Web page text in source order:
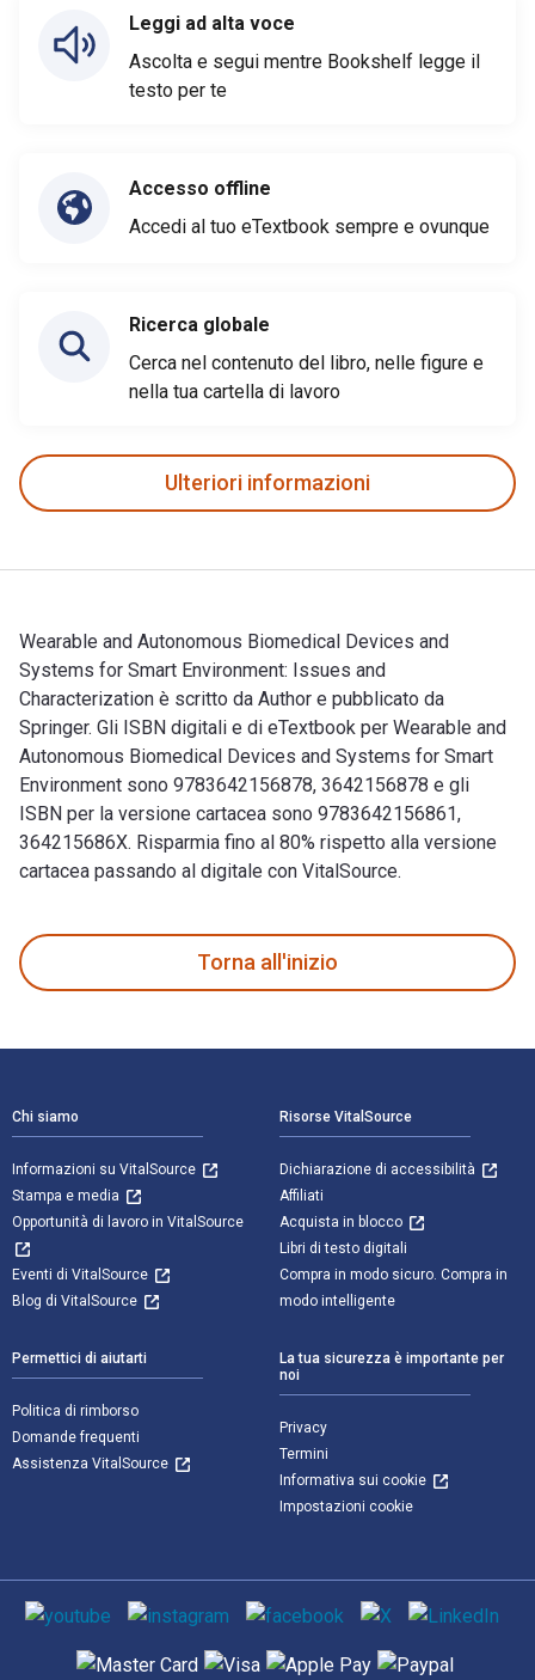
Leggi ad alta voce
Ascolta e segui mentre Bookshelf legge il
testo per te
Accesso offline
Accedi al tuo eTextbook sempre e ovunque
Ricerca globale
Cerca nel contenuto del libro, nelle figure e
nella tua cartella di lavoro
Ulteriori informazioni
Wearable and Autonomous Biomedical Devices and
Systems for Smart Environment: Issues and
Characterization è scritto da Author e pubblicato da
Springer. Gli ISBN digitali e di eTextbook per Wearable and
Autonomous Biomedical Devices and Systems for Smart
Environment sono 9783642156878, 3642156878 e gli
ISBN per la versione cartacea sono 9783642156861,
364215686X. Risparmia fino al 80% rispetto alla versione
cartacea passando al digitale con VitalSource.
Torna all'inizio
Chi siamo
Informazioni su VitalSource
Stampa e media
Opportunità di lavoro in VitalSource
Eventi di VitalSource
Blog di VitalSource
Risorse VitalSource
Dichiarazione di accessibilità
Affiliati
Acquista in blocco
Libri di testo digitali
Compra in modo sicuro. Compra in
modo intelligente
Permettici di aiutarti
Politica di rimborso
Domande frequenti
Assistenza VitalSource
La tua sicurezza è importante per
noi
Privacy
Termini
Informativa sui cookie
Impostazioni cookie
Mezzi sociali
Metodi di pagamento supportati